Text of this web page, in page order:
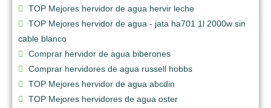
TOP Mejores hervidor de agua hervir leche
TOP Mejores hervidor de agua - jata ha701 1l 2000w sin
cable blanco
Comprar hervidor de agua biberones
Comprar hervidores de agua russell hobbs
TOP Mejores hervidor de agua abcdin
TOP Mejores hervidores de agua oster